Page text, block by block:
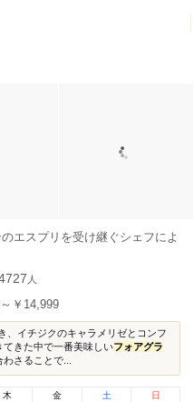
エスプリを受け継ぐシェフによ
人
￥14,999
、イチジクのキャラメリゼとコンフ
てきた中で一番美味しいフォアグラ
さることで...
木 金 土 日